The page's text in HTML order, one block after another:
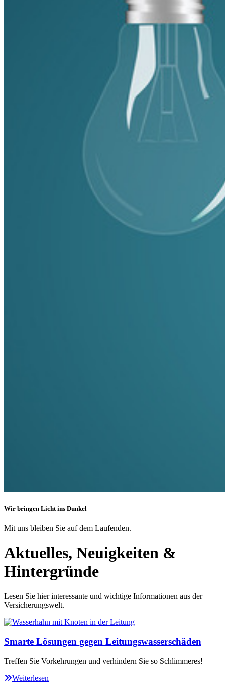
Wir bringen Licht ins Dunkel
Mit uns bleiben Sie auf dem Laufenden.
Aktuelles, Neuigkeiten &
Hintergründe
Lesen Sie hier interessante und wichtige Informationen aus der
Versicherungswelt.
Smarte Lösungen gegen Leitungswasserschäden
Treffen Sie Vorkehrungen und verhindern Sie so Schlimmeres!
Weiterlesen